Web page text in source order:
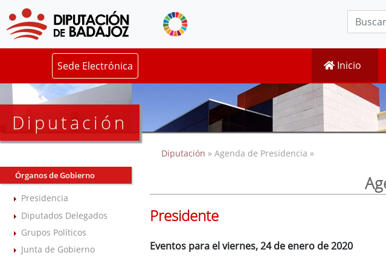
Sede Electrónica Inicio
Diputación
Órganos de Gobierno
Presidencia
Diputados Delegados
Grupos Políticos
Junta de Gobierno
Diputación » Agenda de Presidencia »
Presidente
Eventos para el viernes, 24 de enero de 2020